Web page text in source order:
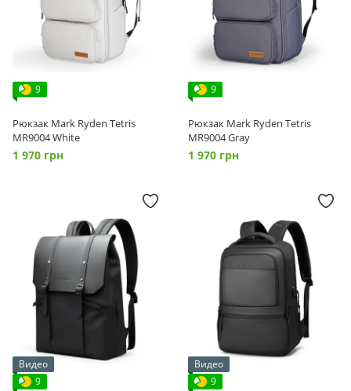
9
Рюкзак Mark Ryden Tetris
MR9004 White
1 970 грн
9
Рюкзак Mark Ryden Tetris
MR9004 Gray
1 970 грн
Видео
9
Видео
9